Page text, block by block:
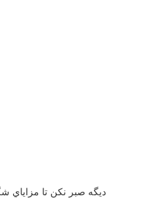
ديگه صبر نکن تا مزاياي